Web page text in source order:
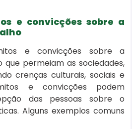
e convicções sobre a
e convicções sobre a
permeiam as sociedades,
crenças culturais, sociais e
e convicções podem
das pessoas sobre o
Alguns exemplos comuns